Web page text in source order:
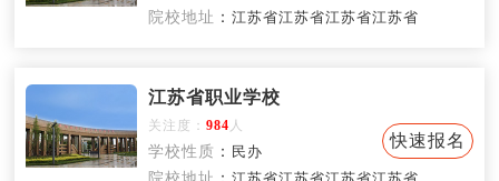
院校地址 ：江苏省江苏省江苏省江苏省
江苏省职业学校
关注度：984 人
快速报名
学校性质 ： 民办